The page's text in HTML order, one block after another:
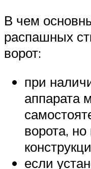
В чем
распашных
ворот:
при
аппарата
ворота,
если